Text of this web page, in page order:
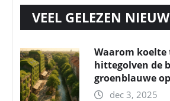
VEEL GELEZEN
Waarom koelte
hittegolven de
groenblauwe
dec 3, 2025